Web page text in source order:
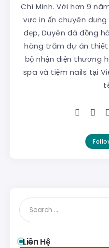
Chí Minh. Với hơn 9
vực in ấn chuyên
đẹp, Duyên đã đồng
hàng trăm dự án
bộ nhận diện thương
spa và tiệm nails tại
Liên Hệ